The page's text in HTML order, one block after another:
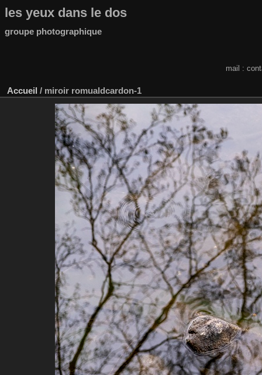
les yeux dans le dos
groupe photographique
mail :
Accueil / miroir romualdcardon-1